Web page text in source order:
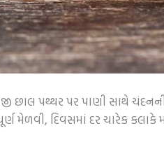
છાલ પથ્થર પર પાણી સાથે
મેળવી, દિવસમાં દર ચારેક કલાકે